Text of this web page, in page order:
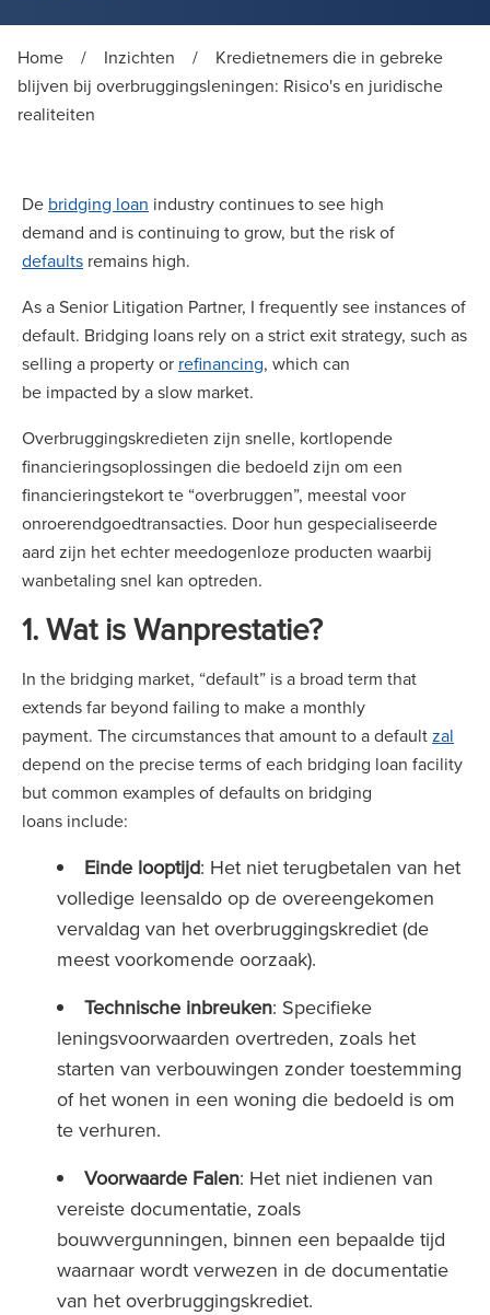
Home / Inzichten /
Kredietnemers die in gebreke
blijven bij overbruggingsleningen: Risico's en juridische
realiteiten
De bridging loan industry continues to see high
demand and is continuing to grow, but the risk of
defaults remains high.
As a Senior Litigation Partner, I frequently see instances of
default. Bridging loans rely on a strict exit strategy, such as
selling a property or refinancing, which can
be impacted by a slow market.
Overbruggingskredieten zijn snelle, kortlopende
financieringsoplossingen die bedoeld zijn om een
financieringstekort te “overbruggen”, meestal voor
onroerendgoedtransacties. Door hun gespecialiseerde
aard zijn het echter meedogenloze producten waarbij
wanbetaling snel kan optreden.
1. Wat is Wanprestatie?
In the bridging market, “default” is a broad term that
extends far beyond failing to make a monthly
payment. The circumstances that amount to a defaultzal
depend on the precise terms of each bridging loan facility
but common examples of defaults on bridging
loans include:
Einde looptijd: Het niet terugbetalen van het
volledige leensaldo op de overeengekomen
vervaldag van het overbruggingskrediet (de
meest voorkomende oorzaak).
Technische inbreuken: Specifieke
leningsvoorwaarden overtreden, zoals het
starten van verbouwingen zonder toestemming
of het wonen in een woning die bedoeld is om
te verhuren.
Voorwaarde Falen: Het niet indienen van
vereiste documentatie, zoals
bouwvergunningen, binnen een bepaalde tijd
waarnaar wordt verwezen in de documentatie
van het overbruggingskrediet.